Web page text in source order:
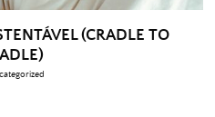
(CRADLE TO